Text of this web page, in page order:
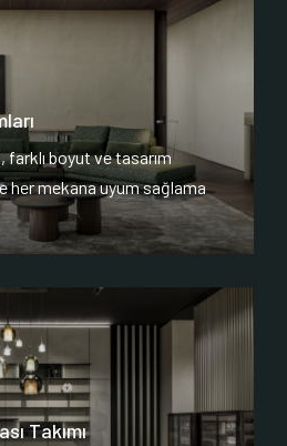
farklı boyut ve tasarım
her mekana uyum sağlama
Takımı